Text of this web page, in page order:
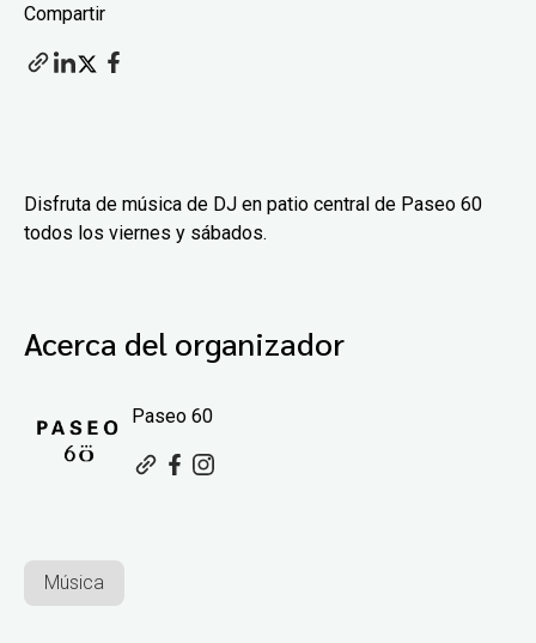
Compartir
Disfruta de música de DJ en patio central de Paseo 60
todos los viernes y sábados.
Acerca del organizador
Paseo 60
Música